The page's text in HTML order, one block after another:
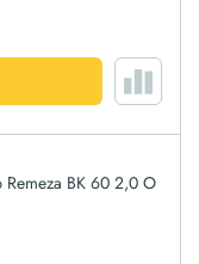
Remeza ВК 60 2,0 О